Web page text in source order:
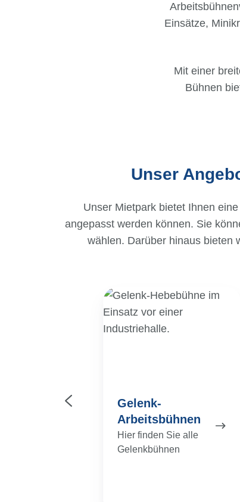
Einsätze,
Mit einer
Bühnen
Unser
Unser Mietpark bietet Ihnen
angepasst werden können. Sie
wählen. Darüber hinaus bieten
Gelenk-
Arbeitsbühnen
Hier finden Sie alle
Gelenkbühnen
Gelenk-
Arbeitsbühnen